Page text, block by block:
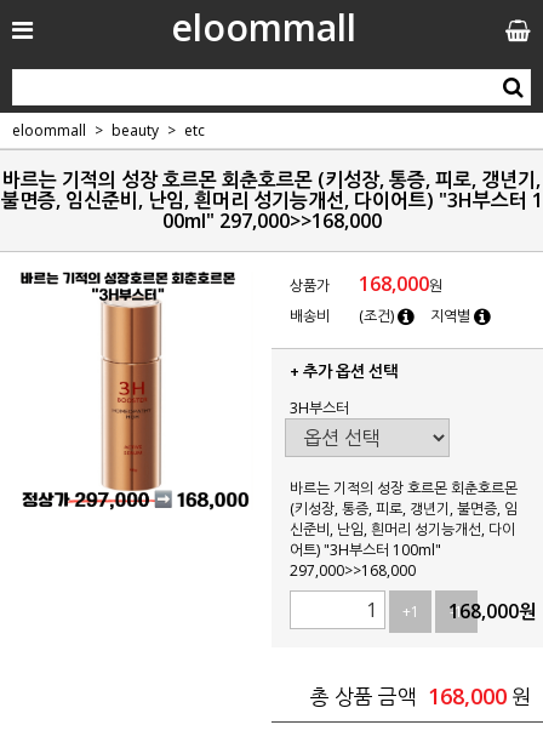
eloommall
eloommall beauty etc
바르는 기적의 성장 호르몬 회춘호르몬 (키성장, 통증, 피로, 갱년기,
불면증, 임신준비, 난임, 흰머리 성기능개선, 다이어트) "3H부스터 1
00ml" 297,000>>168,000
상품가 168,000원
배송비
(조건) 지역별
+ 추가 옵션 선택
3H부스터
바르는 기적의 성장 호르몬 회춘호르몬
(키성장, 통증, 피로, 갱년기, 불면증, 임
신준비, 난임, 흰머리 성기능개선, 다이
어트) "3H부스터 100ml"
297,000>>168,000
+1
-1
168,000원
총 상품 금액 168,000 원